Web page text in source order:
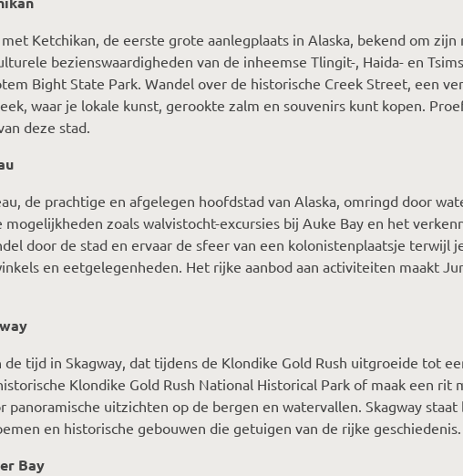
Ketchikan, de eerste grote aanlegplaats in Alaska, bekend om
bezienswaardigheden van de inheemse Tlingit-, Haida- en
Bight State Park. Wandel over de historische Creek Street, een
waar je lokale kunst, gerookte zalm en souvenirs kunt kopen.
deze stad.
de prachtige en afgelegen hoofdstad van Alaska, omringd door
zoals walvistocht-excursies bij Auke Bay en het
door de stad en ervaar de sfeer van een kolonistenplaatsje terwijl
en eetgelegenheden. Het rijke aanbod aan activiteiten maakt
de tijd in Skagway, dat tijdens de Klondike Gold Rush uitgroeide tot
Klondike Gold Rush National Historical Park of maak een rit
panoramische uitzichten op de bergen en watervallen. Skagway
en historische gebouwen die getuigen van de rijke geschiedenis.
Bay